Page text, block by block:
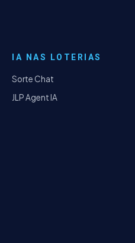
IA NAS LOTERIAS
Sorte Chat
JLP Agent IA